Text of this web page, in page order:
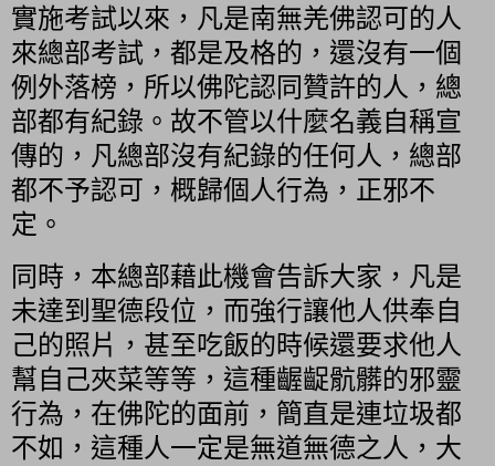
實施考試以來，凡是南無羌佛認可的人
來總部考試，都是及格的，還沒有一個
例外落榜，所以佛陀認同贊許的人，總
部都有紀錄。故不管以什麼名義自稱宣
傳的，凡總部沒有紀錄的任何人，總部
都不予認可，概歸個人行為，正邪不
定。
同時，本總部藉此機會告訴大家，凡是
未達到聖德段位，而強行讓他人供奉自
己的照片，甚至吃飯的時候還要求他人
幫自己夾菜等等，這種齷齪骯髒的邪靈
行為，在佛陀的面前，簡直是連垃圾都
不如，這種人一定是無道無德之人，大